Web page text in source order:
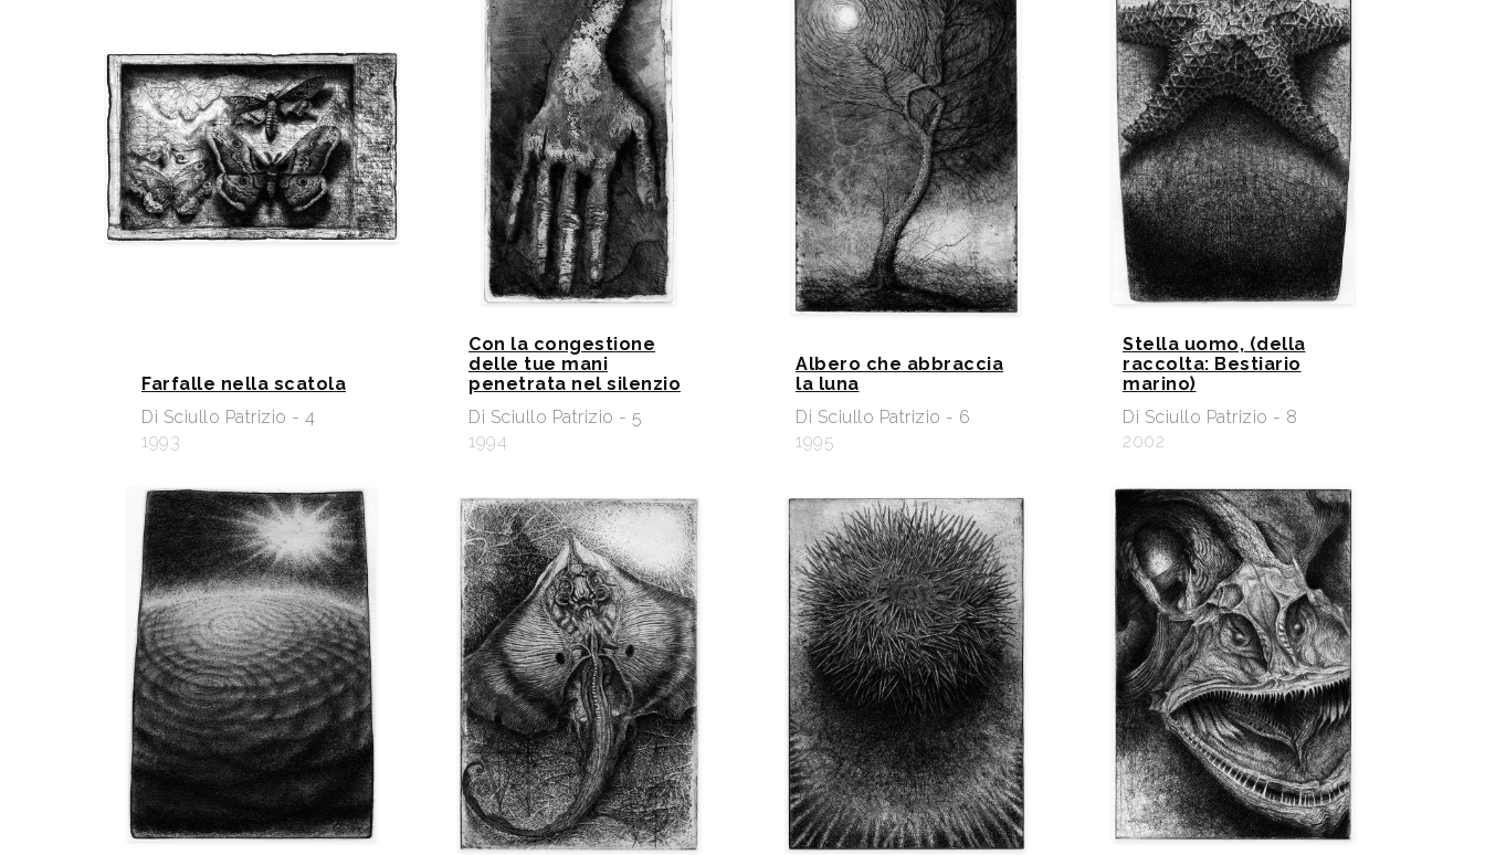
Farfalle nella scatola
Di Sciullo Patrizio - 4
1993
Con la congestione
delle tue mani
penetrata nel silenzio
Di Sciullo Patrizio - 5
1994
Albero che abbraccia
la luna
Di Sciullo Patrizio - 6
1995
Stella uomo, (della
raccolta: Bestiario
marino)
Di Sciullo Patrizio - 8
2002